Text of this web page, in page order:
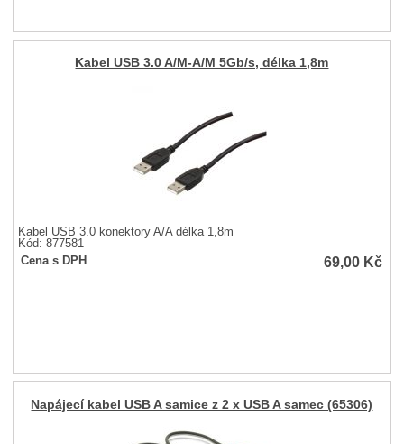
Kabel USB 3.0 A/M-A/M 5Gb/s, délka 1,8m
Kabel USB 3.0 konektory A/A délka 1,8m
Kód: 877581
Cena s DPH
69,00 Kč
Napájecí kabel USB A samice z 2 x USB A samec (65306)